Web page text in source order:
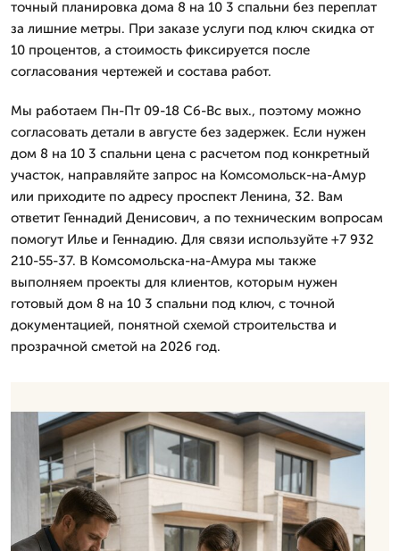
точный планировка дома 8 на 10 3 спальни без переплат
за лишние метры. При заказе услуги под ключ скидка от
10 процентов, а стоимость фиксируется после
согласования чертежей и состава работ.
Мы работаем Пн-Пт 09-18 Сб-Вс вых., поэтому можно
согласовать детали в августе без задержек. Если нужен
дом 8 на 10 3 спальни цена с расчетом под конкретный
участок, направляйте запрос на Комсомольск-на-Амур
или приходите по адресу проспект Ленина, 32. Вам
ответит Геннадий Денисович, а по техническим вопросам
помогут Илье и Геннадию. Для связи используйте +7 932
210-55-37. В Комсомольска-на-Амура мы также
выполняем проекты для клиентов, которым нужен
готовый дом 8 на 10 3 спальни под ключ, с точной
документацией, понятной схемой строительства и
прозрачной сметой на 2026 год.